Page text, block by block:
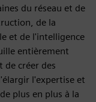
du réseau et de
de la
et de l'intelligence
entièrement
de créer des
l'expertise et
plus en plus à la